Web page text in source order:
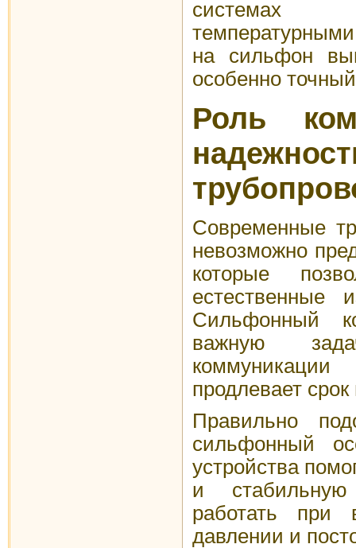
системах
на сильфон
особенно
Роль
Современные
невозможно
которые
естественные
Сильфонный
важную
продлевает
Правильно
сильфонный
устройства
и
работать при
давлении и